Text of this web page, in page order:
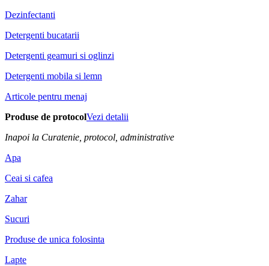
Dezinfectanti
Detergenti bucatarii
Detergenti geamuri si oglinzi
Detergenti mobila si lemn
Articole pentru menaj
Produse de protocolVezi detalii
Inapoi la Curatenie, protocol, administrative
Apa
Ceai si cafea
Zahar
Sucuri
Produse de unica folosinta
Lapte